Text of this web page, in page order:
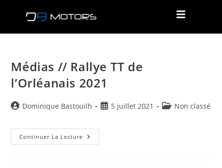
Médias // Rallye TT de
l’Orléanais 2021
Dominique Bastouilh 5 juillet 2021 Non classé
Continuer La Lecture